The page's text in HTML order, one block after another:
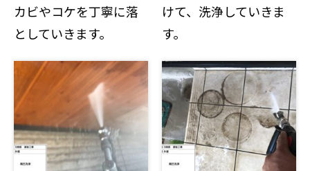
カビやコケを丁寧に落
としていきます。
けて、洗浄していきま
す。